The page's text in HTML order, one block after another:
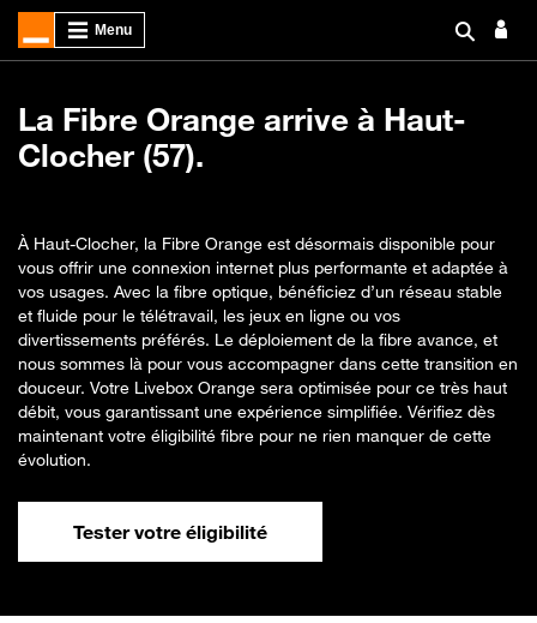
La Fibre Orange arrive à Haut-
Clocher (57).
À Haut-Clocher, la Fibre Orange est désormais disponible pour
vous offrir une connexion internet plus performante et adaptée à
vos usages. Avec la fibre optique, bénéficiez d’un réseau stable
et fluide pour le télétravail, les jeux en ligne ou vos
divertissements préférés. Le déploiement de la fibre avance, et
nous sommes là pour vous accompagner dans cette transition en
douceur. Votre Livebox Orange sera optimisée pour ce très haut
débit, vous garantissant une expérience simplifiée. Vérifiez dès
maintenant votre éligibilité fibre pour ne rien manquer de cette
évolution.
Tester votre éligibilité